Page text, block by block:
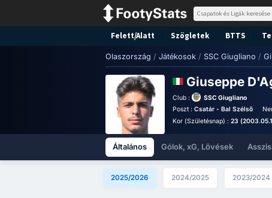
Felett/Alatt Szögletek BTTS
Olaszország / Játékosok / SSC Giugliano /
Giuseppe
Club :
SSC Giugliano
Poszt :Csatár - Bal Szélső
Kor (Születésnap) :23
Általános Gólok, xG, Lövések
2025/2026 2024/2025 2023/2024